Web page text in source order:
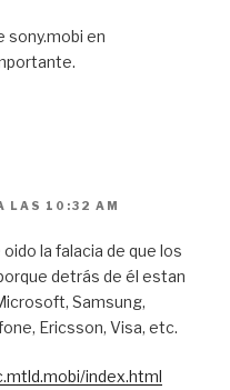
sony.mobi en
LAS 10:32 AM
la falacia de que los
detrás de él estan
Samsung,
Ericsson, Visa, etc.
index.html